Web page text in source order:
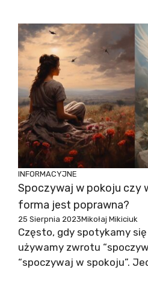
INFORMACYJNE
Spoczywaj w pokoju czy
forma jest poprawna?
25 Sierpnia 2023Mikołaj Mikiciuk
Często, gdy spotykamy
używamy zwrotu
“spoczywaj w spokoju”.